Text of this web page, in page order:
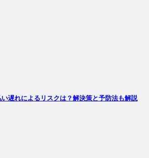
遅れによるリスクは？解決策と予防法も解説